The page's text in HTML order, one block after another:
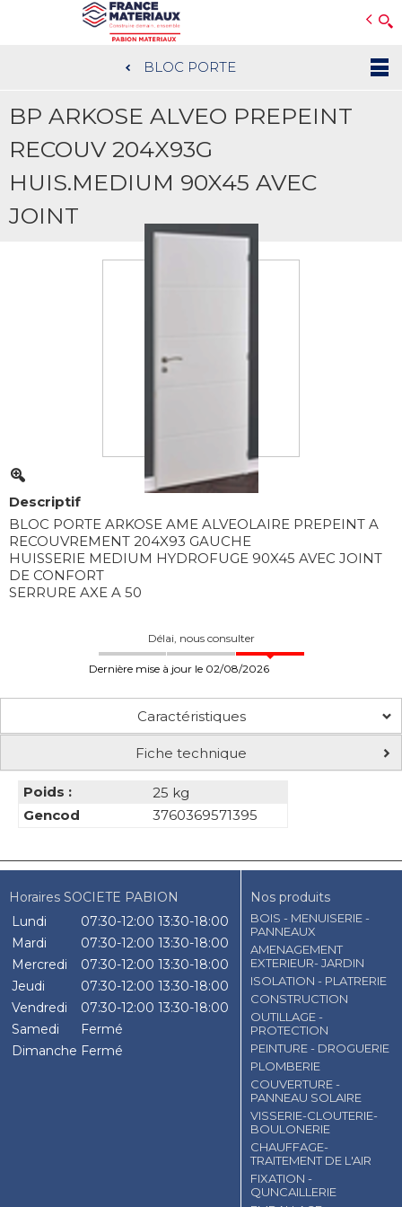
au
contenu
BLOC PORTE
BP ARKOSE ALVEO PREPEINT
RECOUV 204X93G
HUIS.MEDIUM 90X45 AVEC
JOINT
Descriptif
BLOC PORTE ARKOSE AME ALVEOLAIRE PREPEINT A
RECOUVREMENT 204X93 GAUCHE
HUISSERIE MEDIUM HYDROFUGE 90X45 AVEC JOINT
DE CONFORT
SERRURE AXE A 50
Délai, nous consulter
Dernière mise à jour le 02/08/2026
Caractéristiques
Fiche technique
Poids :
25 kg
Gencod
3760369571395
Horaires SOCIETE PABION
Lundi
07:30-12:00 13:30-18:00
Mardi
07:30-12:00 13:30-18:00
Mercredi
07:30-12:00 13:30-18:00
Jeudi
07:30-12:00 13:30-18:00
Vendredi
07:30-12:00 13:30-18:00
Samedi
Fermé
Dimanche Fermé
Nos produits
BOIS - MENUISERIE -
PANNEAUX
AMENAGEMENT
EXTERIEUR- JARDIN
ISOLATION - PLATRERIE
CONSTRUCTION
OUTILLAGE -
PROTECTION
PEINTURE - DROGUERIE
PLOMBERIE
COUVERTURE -
PANNEAU SOLAIRE
VISSERIE-CLOUTERIE-
BOULONERIE
CHAUFFAGE-
TRAITEMENT DE L'AIR
FIXATION -
QUNCAILLERIE